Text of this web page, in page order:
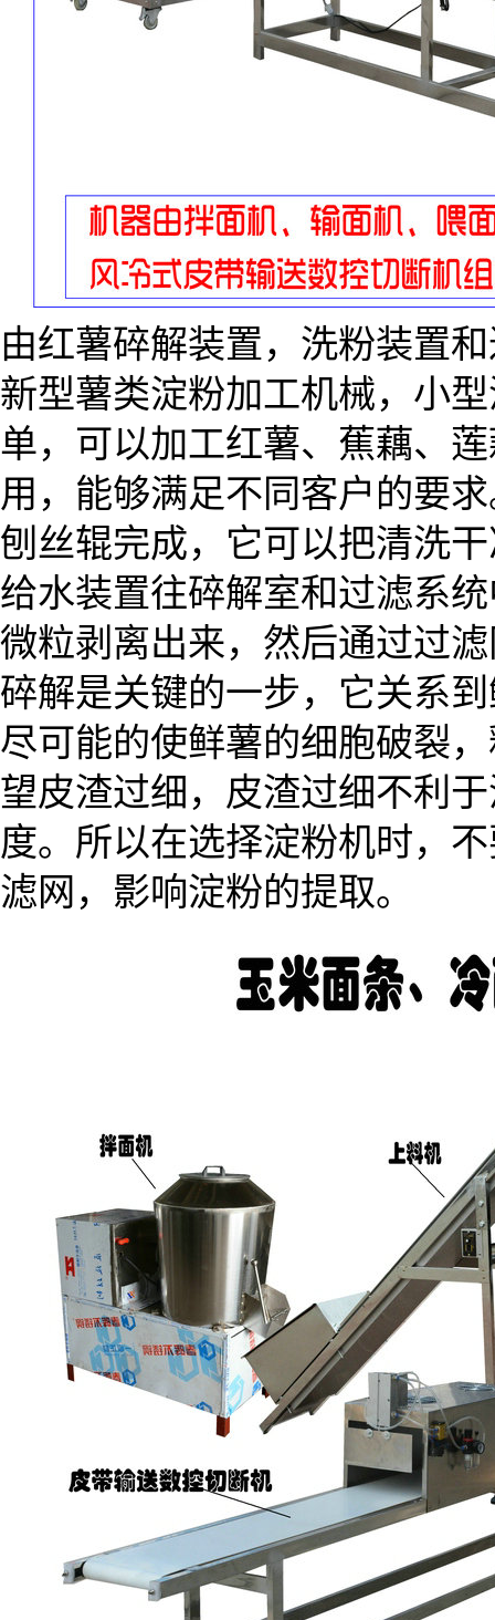
由红薯碎解装置，洗粉装置
新型薯类淀粉加工机械，小
单，可以加工红薯、蕉藕、
用，能够满足不同客户的要
刨丝辊完成，它可以把清洗
给水装置往碎解室和过滤系
微粒剥离出来，然后通过过
碎解是关键的一步，它关系
尽可能的使鲜薯的细胞破裂
望皮渣过细，皮渣过细不利
度。所以在选择淀粉机时，
滤网，影响淀粉的提取。